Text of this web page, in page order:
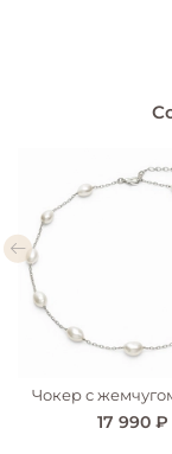
Чокер с
17 990 ₽